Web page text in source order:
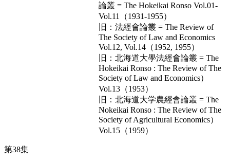
論叢 = The Hokeikai Ronso Vol.01-
Vol.11（1931-1955）
旧：法經會論叢 = The Review of
The Society of Law and Economics
Vol.12, Vol.14（1952, 1955）
旧：北海道大學法經會論叢 = The
Hokeikai Ronso : The Review of The
Society of Law and Economics）
Vol.13（1953）
旧：北海道大学農經會論叢 = The
Nokeikai Ronso : The Review of The
Society of Agricultural Economics）
Vol.15（1959）
第38集